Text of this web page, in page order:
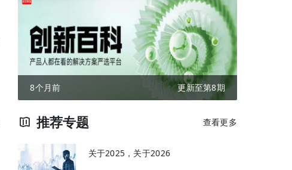
8个月前 更新至第8期
推荐专题 查看更多
关于2025，关于2026